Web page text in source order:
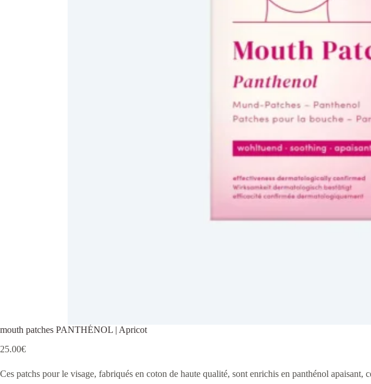
mouth patches PANTHÉNOL | Apricot
25.00€
Ces patchs pour le visage, fabriqués en coton de haute qualité, sont enrichis en panthénol apaisant,